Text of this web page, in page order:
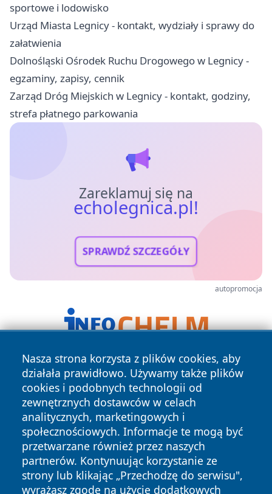
sportowe i lodowisko
Urząd Miasta Legnicy - kontakt, wydziały i sprawy do
załatwienia
Dolnośląski Ośrodek Ruchu Drogowego w Legnicy -
egzaminy, zapisy, cennik
Zarząd Dróg Miejskich w Legnicy - kontakt, godziny,
strefa płatnego parkowania
Zareklamuj się na
echolegnica.pl!
SPRAWDŹ SZCZEGÓŁY
autopromocja
Nasza strona korzysta z plików cookies, aby
działała prawidłowo. Używamy także plików
cookies i podobnych technologii od
zewnętrznych dostawców w celach
analitycznych, marketingowych i
społecznościowych. Informacje te mogą być
przetwarzane również przez naszych
partnerów. Kontynuując korzystanie ze
strony lub klikając „Przechodzę do serwisu",
wyrażasz zgodę na użycie dodatkowych
Copyright © 2026 echolegnica.pl Wszystkie prawa
zastrzeżone.